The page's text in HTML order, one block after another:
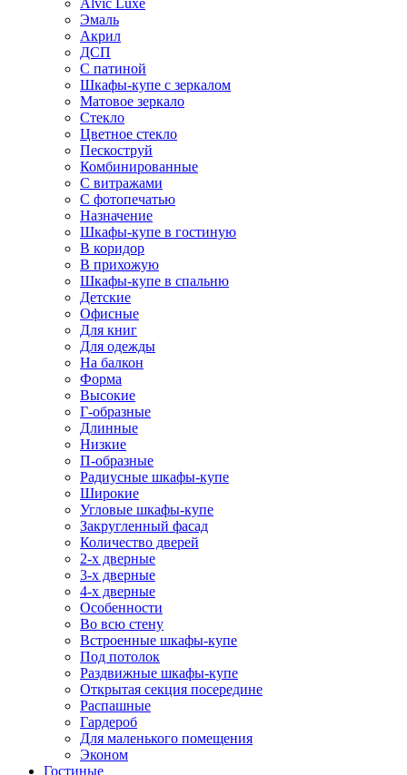
Alvic Luxe
Эмаль
Акрил
ДСП
С патиной
Шкафы-купе с зеркалом
Матовое зеркало
Стекло
Цветное стекло
Пескоструй
Комбинированные
С витражами
С фотопечатью
Назначение
Шкафы-купе в гостиную
В коридор
В прихожую
Шкафы-купе в спальню
Детские
Офисные
Для книг
Для одежды
На балкон
Форма
Высокие
Г-образные
Длинные
Низкие
П-образные
Радиусные шкафы-купе
Широкие
Угловые шкафы-купе
Закругленный фасад
Количество дверей
2-х дверные
3-х дверные
4-х дверные
Особенности
Во всю стену
Встроенные шкафы-купе
Под потолок
Раздвижные шкафы-купе
Открытая секция посередине
Распашные
Гардероб
Для маленького помещения
Эконом
Гостиные